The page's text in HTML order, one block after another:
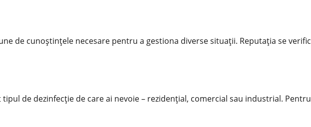
de cunoștințele necesare pentru a gestiona diverse situații. Reputația se
de dezinfecție de care ai nevoie – rezidențial, comercial sau industrial.